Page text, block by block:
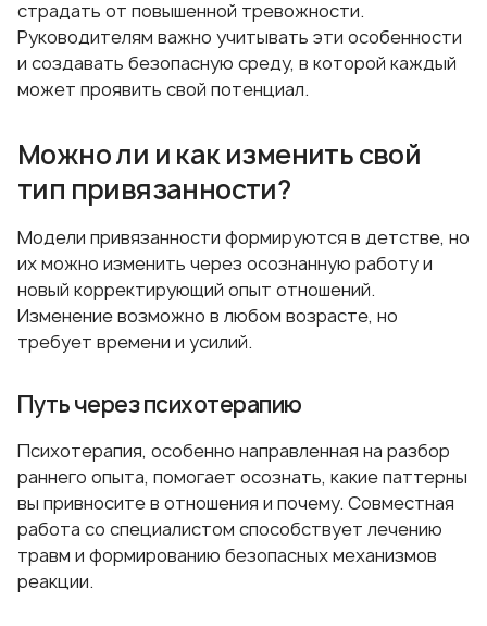
страдать от повышенной тревожности.
Руководителям важно учитывать эти особенности
и создавать безопасную среду, в которой каждый
может проявить свой потенциал.
Можно ли и как изменить свой
тип привязанности?
Модели привязанности формируются в детстве, но
их можно изменить через осознанную работу и
новый корректирующий опыт отношений.
Изменение возможно в любом возрасте, но
требует времени и усилий.
Путь через психотерапию
Психотерапия, особенно направленная на разбор
раннего опыта, помогает осознать, какие паттерны
вы привносите в отношения и почему. Совместная
работа со специалистом способствует лечению
травм и формированию безопасных механизмов
реакции.